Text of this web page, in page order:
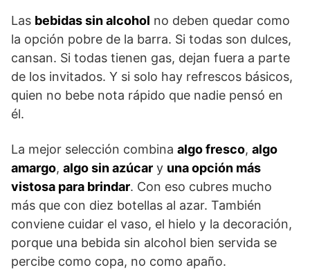
Las bebidas sin alcohol no deben quedar como
la opción pobre de la barra. Si todas son dulces,
cansan. Si todas tienen gas, dejan fuera a parte
de los invitados. Y si solo hay refrescos básicos,
quien no bebe nota rápido que nadie pensó en
él.
La mejor selección combina algo fresco, algo
amargo, algo sin azúcar y una opción más
vistosa para brindar. Con eso cubres mucho
más que con diez botellas al azar. También
conviene cuidar el vaso, el hielo y la decoración,
porque una bebida sin alcohol bien servida se
percibe como copa, no como apaño.